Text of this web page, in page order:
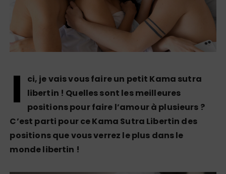
I
ci, je vais vous faire un petit Kama sutra
libertin ! Quelles sont les meilleures
positions pour faire l’amour à plusieurs ?
C’est parti pour ce Kama Sutra Libertin des
positions que vous verrez le plus dans le
monde libertin !